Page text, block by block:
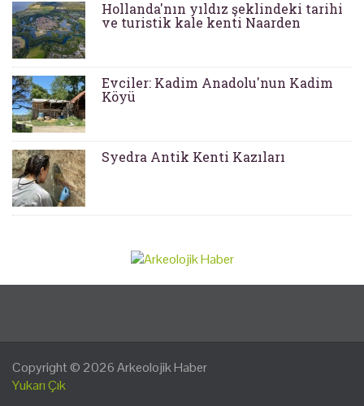
Hollanda'nın yıldız şeklindeki tarihi
ve turistik kale kenti Naarden
Evciler: Kadim Anadolu'nun Kadim
Köyü
Syedra Antik Kenti Kazıları
Copyright © 2026Arkeolojik Haber
Yukarı Çık